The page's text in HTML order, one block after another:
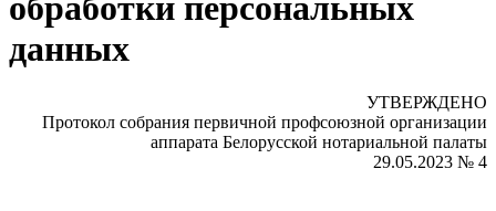
данных
УТВЕРЖДЕНО
Протокол собрания первичной профсоюзной организации
аппарата Белорусской нотариальной палаты
29.05.2023 № 4